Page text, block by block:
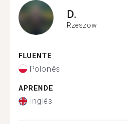
D.
Rzeszow
FLUENTE
Polonês
APRENDE
Inglês